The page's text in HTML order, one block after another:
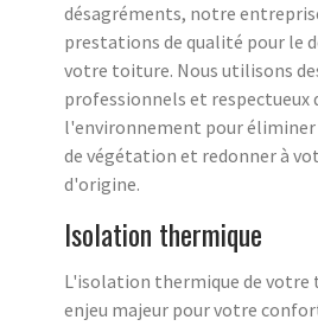
désagréments, notre
prestations de qualité pour le
votre toiture. Nous utilisons
professionnels et respectueux
l'environnement pour
de végétation et redonner à
d'origine.
Isolation thermique
L'isolation thermique de votre
enjeu majeur pour votre